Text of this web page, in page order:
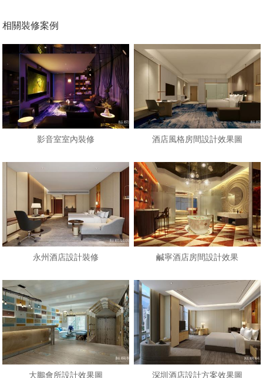
相關裝修案例
影音室室內裝修 酒店風格房間設計效果圖
永州酒店設計裝修 鹹寧酒店房間設計效果
大鵬會所設計效果圖 深圳酒店設計方案效果圖